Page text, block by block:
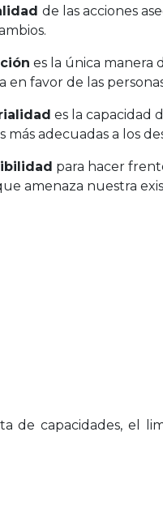
de las acciones
es la única manera
en favor de las
es la capacidad
más adecuadas a los
para hacer
amenaza nuestra
de capacidades, el